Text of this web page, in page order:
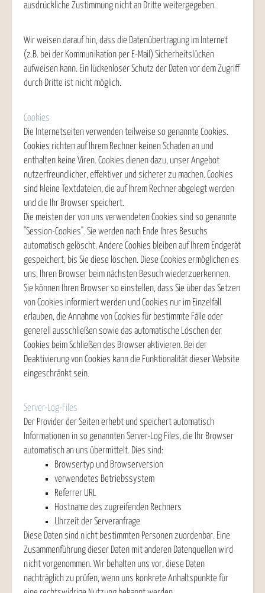
ausdrückliche Zustimmung nicht an Dritte weitergegeben.
Wir weisen darauf hin, dass die Datenübertragung im Internet
(z.B. bei der Kommunikation per E-Mail) Sicherheitslücken
aufweisen kann. Ein lückenloser Schutz der Daten vor dem Zugriff
durch Dritte ist nicht möglich.
Cookies
Die Internetseiten verwenden teilweise so genannte Cookies.
Cookies richten auf Ihrem Rechner keinen Schaden an und
enthalten keine Viren. Cookies dienen dazu, unser Angebot
nutzerfreundlicher, effektiver und sicherer zu machen. Cookies
sind kleine Textdateien, die auf Ihrem Rechner abgelegt werden
und die Ihr Browser speichert.
Die meisten der von uns verwendeten Cookies sind so genannte
"Session-Cookies". Sie werden nach Ende Ihres Besuchs
automatisch gelöscht. Andere Cookies bleiben auf Ihrem Endgerät
gespeichert, bis Sie diese löschen. Diese Cookies ermöglichen es
uns, Ihren Browser beim nächsten Besuch wiederzuerkennen.
Sie können Ihren Browser so einstellen, dass Sie über das Setzen
von Cookies informiert werden und Cookies nur im Einzelfall
erlauben, die Annahme von Cookies für bestimmte Fälle oder
generell ausschließen sowie das automatische Löschen der
Cookies beim Schließen des Browser aktivieren. Bei der
Deaktivierung von Cookies kann die Funktionalität dieser Website
eingeschränkt sein.
Server-Log-Files
Der Provider der Seiten erhebt und speichert automatisch
Informationen in so genannten Server-Log Files, die Ihr Browser
automatisch an uns übermittelt. Dies sind:
Browsertyp und Browserversion
verwendetes Betriebssystem
Referrer URL
Hostname des zugreifenden Rechners
Uhrzeit der Serveranfrage
Diese Daten sind nicht bestimmten Personen zuordenbar. Eine
Zusammenführung dieser Daten mit anderen Datenquellen wird
nicht vorgenommen. Wir behalten uns vor, diese Daten
nachträglich zu prüfen, wenn uns konkrete Anhaltspunkte für